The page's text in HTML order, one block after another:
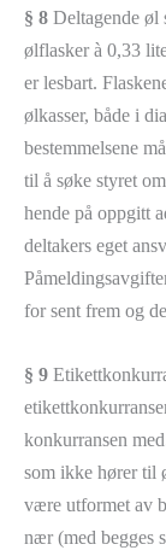
§ 8 Deltagende øl
ølflasker à 0,33
er lesbart.
ølkasser, både i
bestemmelsene
til å søke styret
hende på oppgitt
deltakers eget
for sent frem og
§ 9
konkurransen
som ikke hører til
være utformet av
nær (med begges